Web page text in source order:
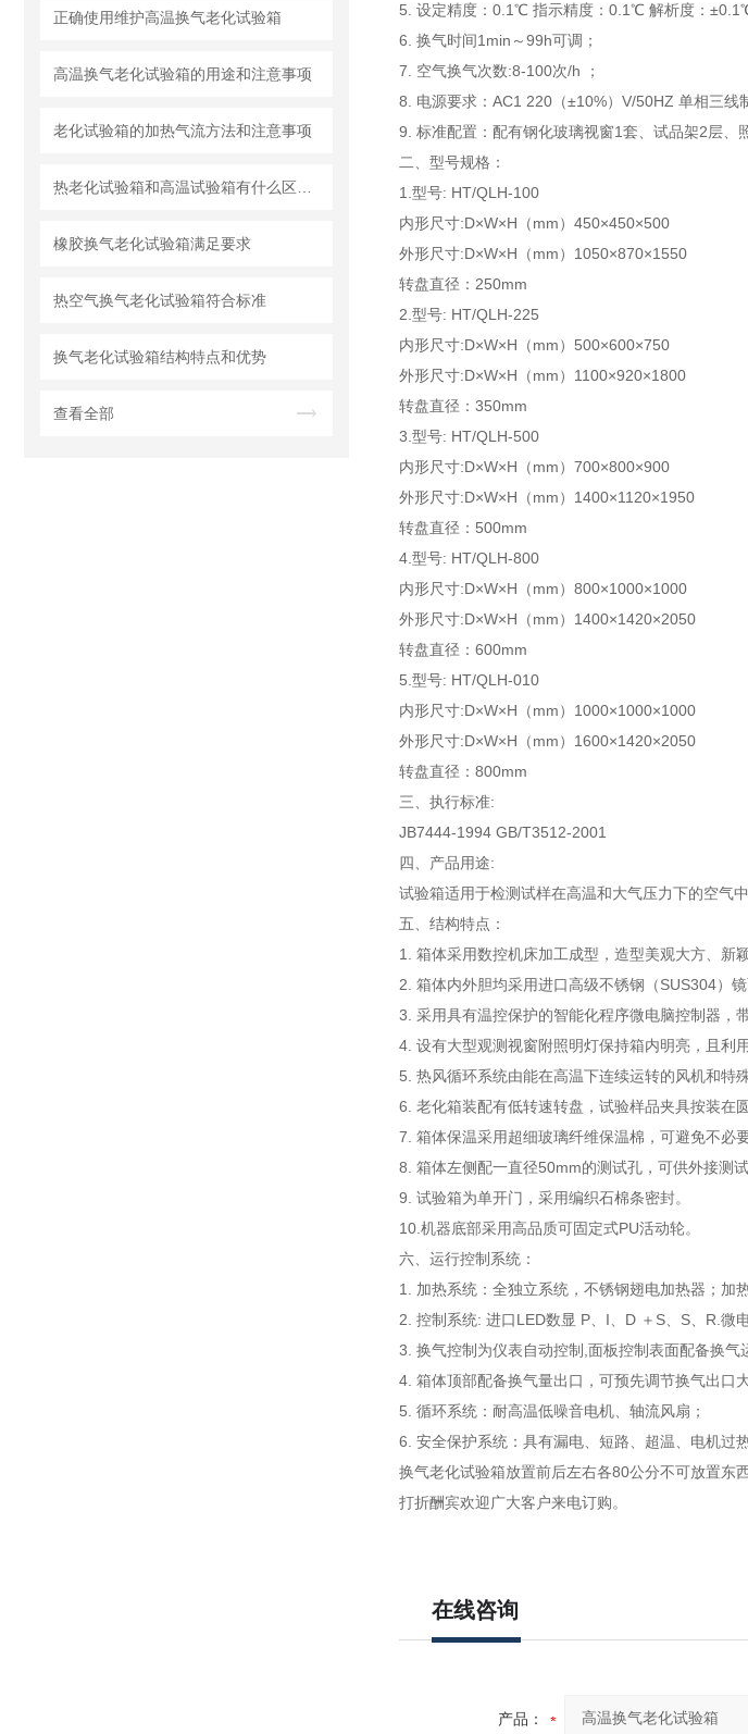
正确使用维护高温换气老化试验箱
高温换气老化试验箱的用途和注意事项
老化试验箱的加热气流方法和注意事项
橡胶换气老化试验箱满足要求
热空气换气老化试验箱符合标准
换气老化试验箱结构特点和优势
查看全部
5. 设定精度：0.1℃ 指示精度：0.1℃ 解析度：
6. 换气时间1min～99h可调；
7. 空气换气次数:8-100次/h ；
8. 电源要求：AC1 220（±10%）V/50HZ 单相三线
9. 标准配置：配有钢化玻璃视窗1套、试品架2层、
二、型号规格：
1.型号: HT/QLH-100
内形尺寸:D×W×H（mm）450×450×500
外形尺寸:D×W×H（mm）1050×870×1550
转盘直径：250mm
2.型号: HT/QLH-225
内形尺寸:D×W×H（mm）500×600×750
外形尺寸:D×W×H（mm）1100×920×1800
转盘直径：350mm
3.型号: HT/QLH-500
内形尺寸:D×W×H（mm）700×800×900
外形尺寸:D×W×H（mm）1400×1120×1950
转盘直径：500mm
4.型号: HT/QLH-800
内形尺寸:D×W×H（mm）800×1000×1000
外形尺寸:D×W×H（mm）1400×1420×2050
转盘直径：600mm
5.型号: HT/QLH-010
内形尺寸:D×W×H（mm）1000×1000×1000
外形尺寸:D×W×H（mm）1600×1420×2050
转盘直径：800mm
三、 执行标准:
JB7444-1994 GB/T3512-2001
四、产品用途:
试验箱适用于检测试样在高温和大气压力下的空气
五、结构特点：
1. 箱体采用数控机床加工成型，造型美观大方、新
2. 箱体内外胆均采用进口高级不锈钢（SUS304）
3. 采用具有温控保护的智能化程序微电脑控制器，
4. 设有大型观测视窗附照明灯保持箱内明亮，且利
5. 热风循环系统由能在高温下连续运转的风机和特
6. 老化箱装配有低转速转盘，试验样品夹具按装在
7. 箱体保温采用超细玻璃纤维保温棉，可避免不必
8. 箱体左侧配一直径50mm的测试孔，可供外接测
9. 试验箱为单开门，采用编织石棉条密封。
10.机器底部采用高品质可固定式PU活动轮。
六、 运行控制系统：
1. 加热系统：全独立系统，不锈钢翅电加热器；加
2. 控制系统: 进口LED数显 P、I、D ＋S、S、R.微
3. 换气控制为仪表自动控制,面板控制表面配备换气
4. 箱体顶部配备换气量出口，可预先调节换气出口
5. 循环系统：耐高温低噪音电机、轴流风扇；
6. 安全保护系统：具有漏电、短路、超温、电机过
换气老化试验箱放置前后左右各80公分不可放置东
打折酬宾欢迎广大客户来电订购。
在线咨询
产品：